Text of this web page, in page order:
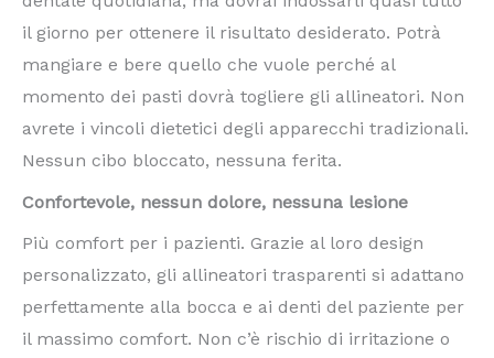
il giorno per ottenere il risultato desiderato. Potrà
mangiare e bere quello che vuole perché al
momento dei pasti dovrà togliere gli allineatori. Non
avrete i vincoli dietetici degli apparecchi tradizionali.
Nessun cibo bloccato, nessuna ferita.
Confortevole, nessun dolore, nessuna lesione
Più comfort per i pazienti. Grazie al loro design
personalizzato, gli allineatori trasparenti si adattano
perfettamente alla bocca e ai denti del paziente per
il massimo comfort. Non c’è rischio di irritazione o